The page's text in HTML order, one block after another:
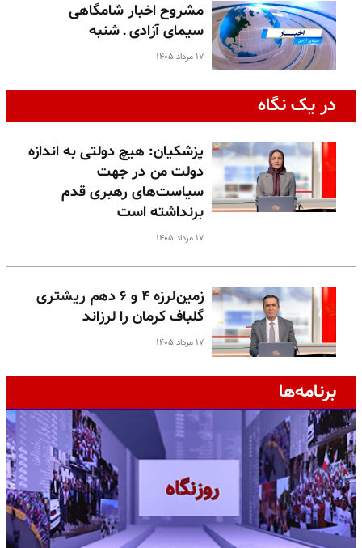
مشروح اخبار شامگاهی
سیمای آزادی ـ شنبه
۱۷ مرداد ۱۴۰۵
در یک نگاه
پزشکیان: هیچ دولتی به اندازه
دولت من در جهت
سیاست‌های رهبری قدم
برنداشته است
۱۷ مرداد ۱۴۰۵
زمین‌لرزه ۴ و ۶ دهم ریشتری
گلباف کرمان را لرزاند
۱۷ مرداد ۱۴۰۵
برنامه‌ها